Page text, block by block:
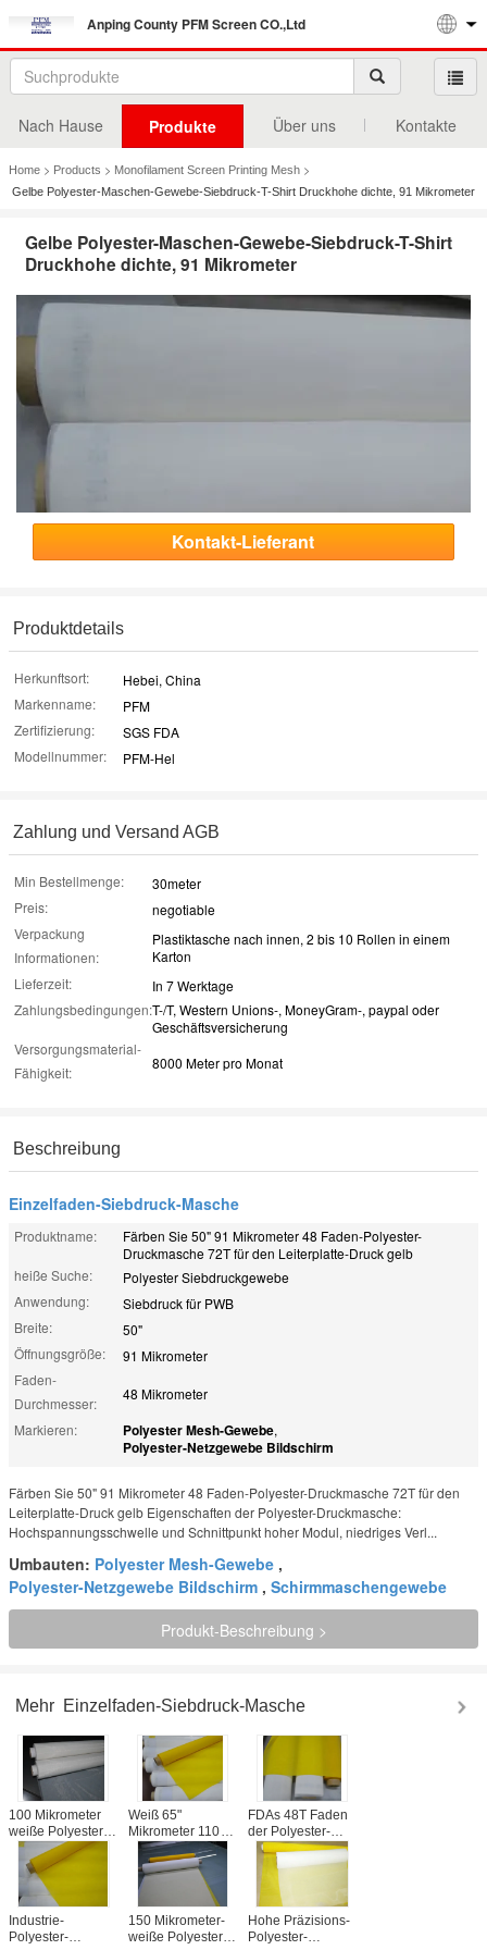
Anping County PFM Screen CO.,Ltd
Nach Hause Produkte Über uns Kontakte
Home > Products > Monofilament Screen Printing Mesh >
Gelbe Polyester-Maschen-Gewebe-Siebdruck-T-Shirt Druckhohe dichte, 91 Mikrometer
Gelbe Polyester-Maschen-Gewebe-Siebdruck-T-Shirt
Druckhohe dichte, 91 Mikrometer
Kontakt-Lieferant
Produktdetails
Herkunftsort:
Hebei, China
Markenname:
PFM
Zertifizierung:
SGS FDA
Modellnummer:
PFM-Hel
Zahlung und Versand AGB
Min Bestellmenge:
30meter
Preis:
negotiable
Verpackung
Informationen:
Plastiktasche nach innen, 2 bis 10 Rollen in einem
Karton
Lieferzeit:
In 7 Werktage
Zahlungsbedingungen:T-/T, Western Unions-, MoneyGram-, paypal oder
Geschäftsversicherung
Versorgungsmaterial-
Fähigkeit:
8000 Meter pro Monat
Beschreibung
Einzelfaden-Siebdruck-Masche
Produktname:
Färben Sie 50" 91 Mikrometer 48 Faden-Polyester-
Druckmasche 72T für den Leiterplatte-Druck gelb
heiße Suche:
Polyester Siebdruckgewebe
Anwendung:
Siebdruck für PWB
Breite:
50"
Öffnungsgröße:
91 Mikrometer
Faden-
Durchmesser:
48 Mikrometer
Markieren:
Polyester Mesh-Gewebe,
Polyester-Netzgewebe Bildschirm
Färben Sie 50" 91 Mikrometer 48 Faden-Polyester-Druckmasche 72T für den
Leiterplatte-Druck gelb Eigenschaften der Polyester-Druckmasche:
Hochspannungsschwelle und Schnittpunkt hoher Modul, niedriges Verl...
Umbauten: Polyester Mesh-Gewebe ,
Polyester-Netzgewebe Bildschirm , Schirmmaschengewebe
Produkt-Beschreibung >
Mehr Einzelfaden-Siebdruck-Masche
100 Mikrometer
weiße Polyester-
Druckmasche für
keramisches
Drucken
Weiß 65"
Mikrometer 110T
der Polyester-
Druckmaschen-51
für PWB/Glas, Eco
freundlich
FDAs 48T Faden
der Polyester-
Druckmaschen-
90, 230
Maschensieb für
Glasdrucken
Industrie-
Polyester-
150 Mikrometer-
weiße Polyester-
Hohe Präzisions-
Polyester-